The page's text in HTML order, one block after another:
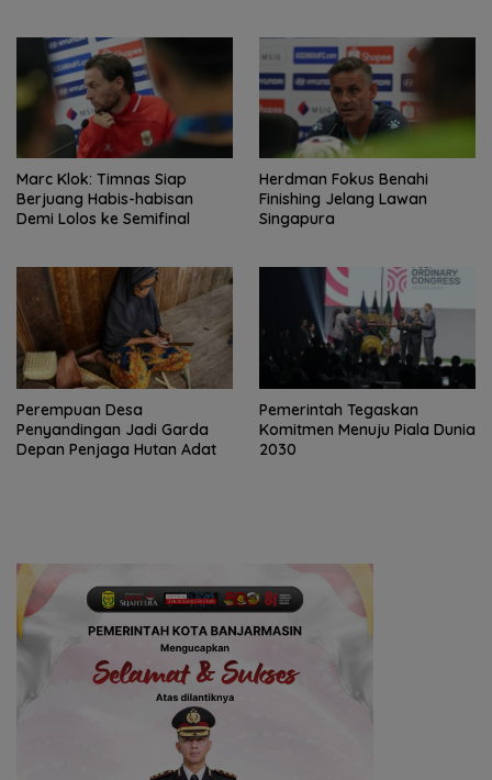
Marc Klok: Timnas Siap
Berjuang Habis-habisan
Demi Lolos ke Semifinal
Herdman Fokus Benahi
Finishing Jelang Lawan
Singapura
Perempuan Desa
Penyandingan Jadi Garda
Depan Penjaga Hutan Adat
Pemerintah Tegaskan
Komitmen Menuju Piala Dunia
2030